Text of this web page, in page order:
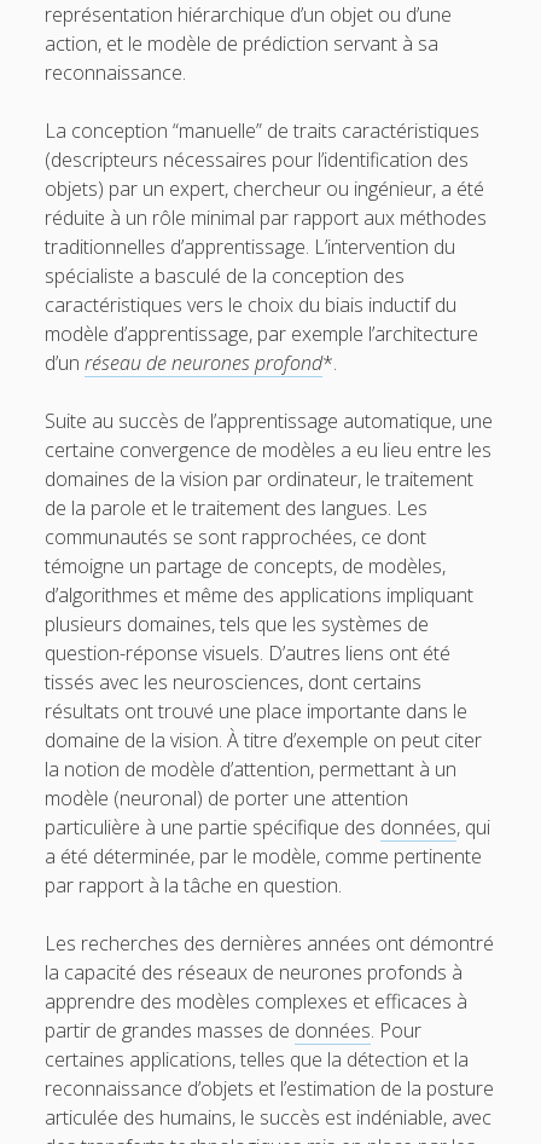
représentation hiérarchique d’un objet ou d’une
action, et le modèle de prédiction servant à sa
reconnaissance.
La conception “manuelle” de traits caractéristiques
(descripteurs nécessaires pour l’identification des
objets) par un expert, chercheur ou ingénieur, a été
réduite à un rôle minimal par rapport aux méthodes
traditionnelles d’apprentissage. L’intervention du
spécialiste a basculé de la conception des
caractéristiques vers le choix du biais inductif du
modèle d’apprentissage, par exemple l’architecture
d’unréseau de neurones profond*.
Suite au succès de l’apprentissage automatique, une
certaine convergence de modèles a eu lieu entre les
domaines de la vision par ordinateur, le traitement
de la parole et le traitement des langues. Les
communautés se sont rapprochées, ce dont
témoigne un partage de concepts, de modèles,
d’algorithmes et même des applications impliquant
plusieurs domaines, tels que les systèmes de
question-réponse visuels. D’autres liens ont été
tissés avec les neurosciences, dont certains
résultats ont trouvé une place importante dans le
domaine de la vision. À titre d’exemple on peut citer
la notion de modèle d’attention, permettant à un
modèle (neuronal) de porter une attention
particulière à une partie spécifique des données, qui
a été déterminée, par le modèle, comme pertinente
par rapport à la tâche en question.
Les recherches des dernières années ont démontré
la capacité des réseaux de neurones profonds à
apprendre des modèles complexes et efficaces à
partir de grandes masses de données. Pour
certaines applications, telles que la détection et la
reconnaissance d’objets et l’estimation de la posture
articulée des humains, le succès est indéniable, avec